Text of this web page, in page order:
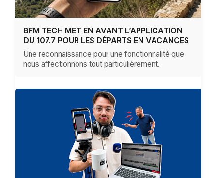
BFM TECH MET EN AVANT L’APPLICATION
DU 107.7 POUR LES DÉPARTS EN VACANCES
Une reconnaissance pour une fonctionnalité que
nous affectionnons tout particulièrement.